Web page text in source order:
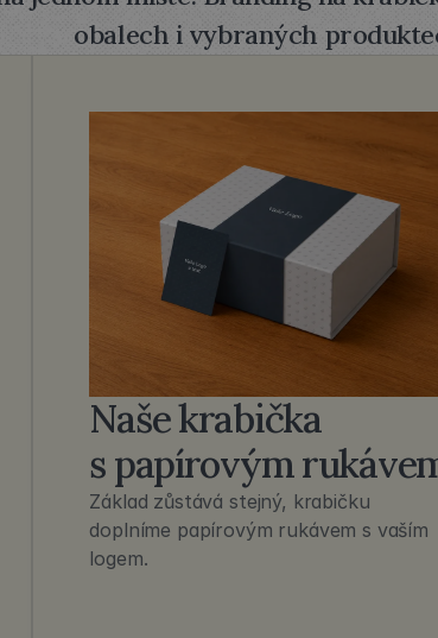
obalech i vybraných
Naše krabička
s papírovým
Základ zůstává stejný, krabičku
doplníme papírovým rukávem s vaším
logem.